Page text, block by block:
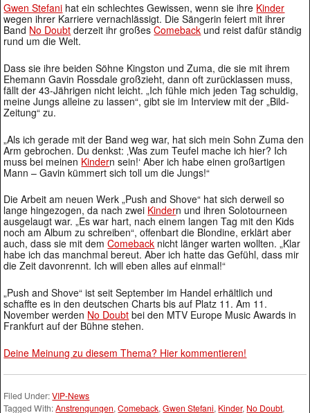
Gwen Stefani hat ein schlechtes Gewissen, wenn sie ihre Kinder
wegen ihrer Karriere vernachlässigt. Die Sängerin feiert mit ihrer
Band No Doubt derzeit ihr großesComeback und reist dafür ständig
rund um die Welt.
Dass sie ihre beiden Söhne Kingston und Zuma, die sie mit ihrem
Ehemann Gavin Rossdale großzieht, dann oft zurücklassen muss,
fällt der 43-Jährigen nicht leicht. „Ich fühle mich jeden Tag schuldig,
meine Jungs alleine zu lassen“, gibt sie im Interview mit der „Bild-
Zeitung“ zu.
„Als ich gerade mit der Band weg war, hat sich mein Sohn Zuma den
Arm gebrochen. Du denkst: ‚Was zum Teufel mache ich hier? Ich
muss bei meinen Kindern sein!‘ Aber ich habe einen großartigen
Mann – Gavin kümmert sich toll um die Jungs!“
Die Arbeit am neuen Werk „Push and Shove“ hat sich derweil so
lange hingezogen, da nach zwei Kindern und ihren Solotourneen
ausgelaugt war. „Es war hart, nach einem langen Tag mit den Kids
noch am Album zu schreiben“, offenbart die Blondine, erklärt aber
auch, dass sie mit demComeback nicht länger warten wollten. „Klar
habe ich das manchmal bereut. Aber ich hatte das Gefühl, dass mir
die Zeit davonrennt. Ich will eben alles auf einmal!“
„Push and Shove“ ist seit September im Handel erhältlich und
schaffte es in den deutschen Charts bis auf Platz 11. Am 11.
November werden No Doubt bei den MTV Europe Music Awards in
Frankfurt auf der Bühne stehen.
Deine Meinung zu diesem Thema? Hier kommentieren!
Filed Under:VIP-News
Tagged With:Anstrengungen,Comeback,Gwen Stefani, Kinder, No Doubt,